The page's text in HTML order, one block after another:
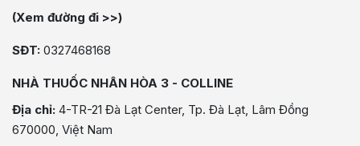
(Xem đường đi >>)
SĐT: 0327468168
NHÀ THUỐC NHÂN HÒA 3 - COLLINE
Địa chỉ: 4-TR-21 Đà Lạt Center, Tp. Đà Lạt, Lâm Đồng
670000, Việt Nam